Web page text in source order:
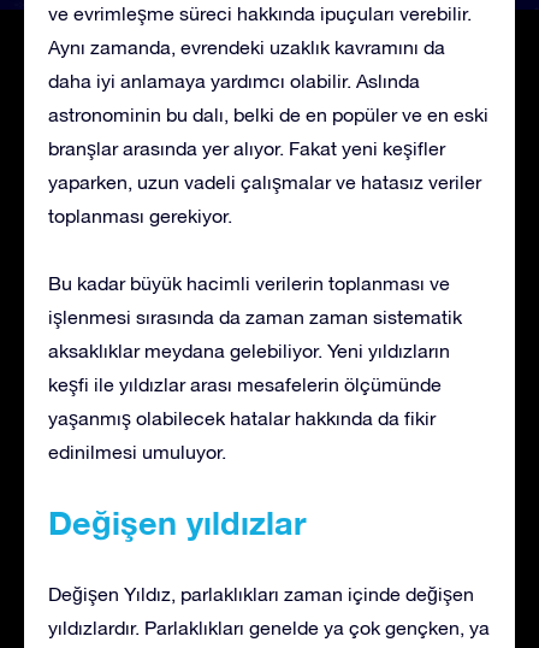
ve evrimleşme süreci hakkında ipuçuları verebilir.
Aynı zamanda, evrendeki uzaklık kavramını da
daha iyi anlamaya yardımcı olabilir. Aslında
astronominin bu dalı, belki de en popüler ve en eski
branşlar arasında yer alıyor. Fakat yeni keşifler
yaparken, uzun vadeli çalışmalar ve hatasız veriler
toplanması gerekiyor.
Bu kadar büyük hacimli verilerin toplanması ve
işlenmesi sırasında da zaman zaman sistematik
aksaklıklar meydana gelebiliyor. Yeni yıldızların
keşfi ile yıldızlar arası mesafelerin ölçümünde
yaşanmış olabilecek hatalar hakkında da fikir
edinilmesi umuluyor.
Değişen yıldızlar
Değişen Yıldız, parlaklıkları zaman içinde değişen
yıldızlardır. Parlaklıkları genelde ya çok gençken, ya